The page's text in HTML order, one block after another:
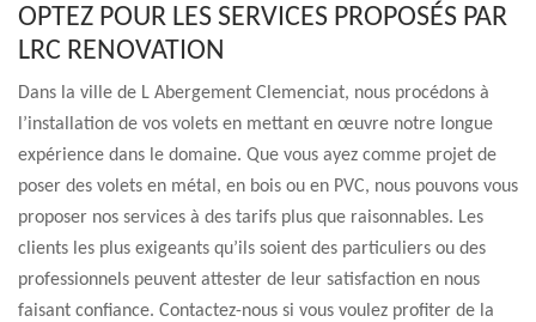
OPTEZ POUR LES SERVICES PROPOSÉS PAR
LRC RENOVATION
Dans la ville de L Abergement Clemenciat, nous procédons à
l’installation de vos volets en mettant en œuvre notre longue
expérience dans le domaine. Que vous ayez comme projet de
poser des volets en métal, en bois ou en PVC, nous pouvons vous
proposer nos services à des tarifs plus que raisonnables. Les
clients les plus exigeants qu’ils soient des particuliers ou des
professionnels peuvent attester de leur satisfaction en nous
faisant confiance. Contactez-nous si vous voulez profiter de la